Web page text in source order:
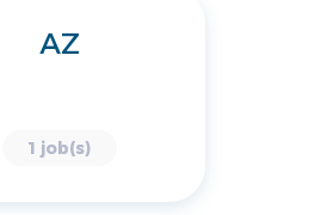
AZ
1 job(s)